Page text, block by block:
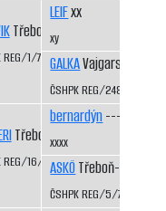
Třeboň-Kopeček CS
REG/1/77
Třeboň-Kopeček CS
REG/16/81
LEIFxx
xy
GALKAVajgarské vrchy
ČSHPK REG/2484/72
bernardýn----
xxxx
ASKÖTřeboň-Kopeček
ČSHPK REG/5/77